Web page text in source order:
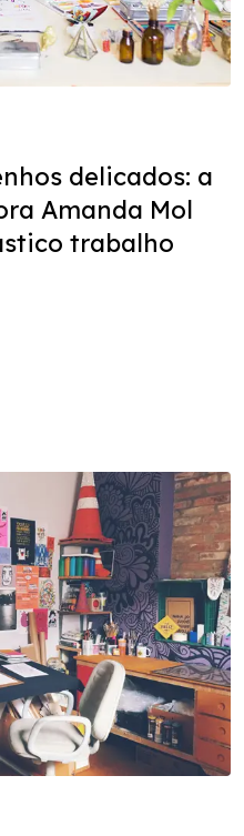
delicados: a
Amanda Mol
trabalho